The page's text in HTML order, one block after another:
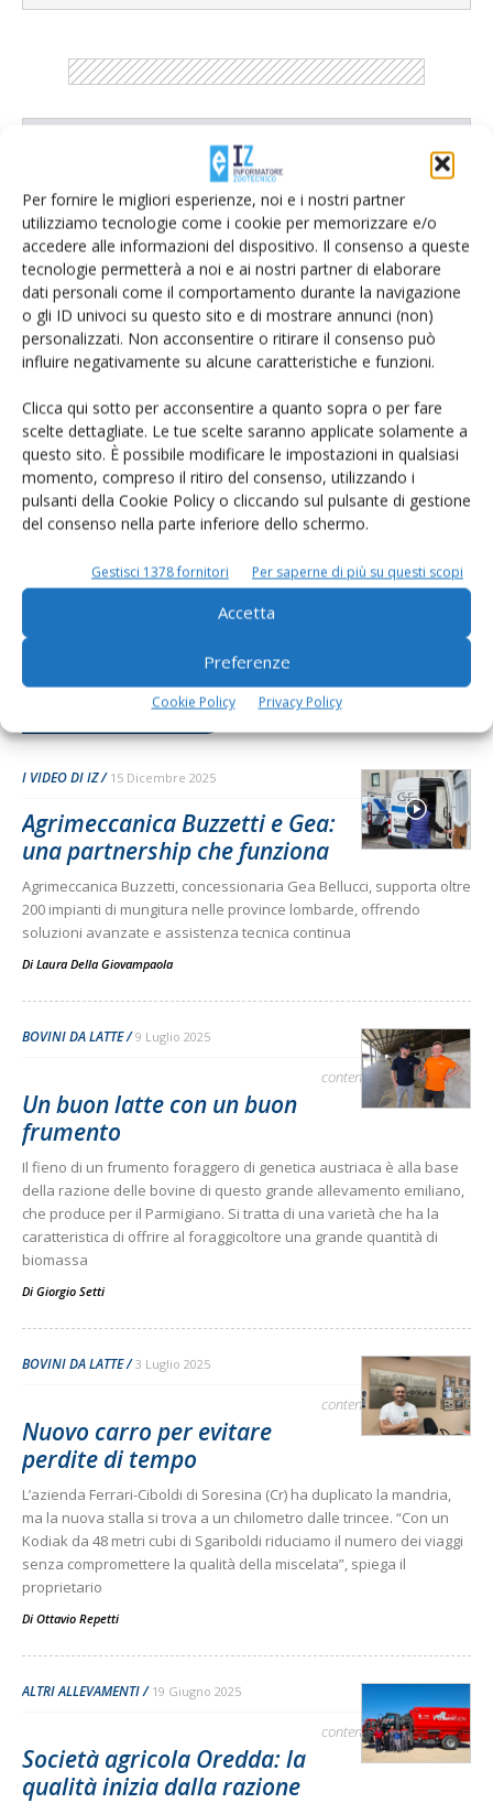
Per fornire le migliori esperienze, noi e i nostri partner
utilizziamo tecnologie come i cookie per memorizzare e/o
accedere alle informazioni del dispositivo. Il consenso a queste
tecnologie permetterà a noi e ai nostri partner di elaborare
dati personali come il comportamento durante la navigazione
o gli ID univoci su questo sito e di mostrare annunci (non)
personalizzati. Non acconsentire o ritirare il consenso può
influire negativamente su alcune caratteristiche e funzioni.
Clicca qui sotto per acconsentire a quanto sopra o per fare
scelte dettagliate. Le tue scelte saranno applicate solamente a
questo sito. È possibile modificare le impostazioni in qualsiasi
momento, compreso il ritiro del consenso, utilizzando i
pulsanti della Cookie Policy o cliccando sul pulsante di gestione
del consenso nella parte inferiore dello schermo.
Gestisci 1378 fornitori Per saperne di più su questi scopi
Accetta
Preferenze
Cookie Policy Privacy Policy
Catalogo Aziende e Prodotti
Un modo semplice per cercare un'azienda o un
prodotto!
Cerca adesso
I consigli di Terra e Vita agli agricoltori
Cerca adesso
Dalla stessa categoria
I VIDEO DI IZ 15 Dicembre 2025
Agrimeccanica Buzzetti e Gea:
una partnership che funziona
Agrimeccanica Buzzetti, concessionaria Gea Bellucci, supporta oltre
200 impianti di mungitura nelle province lombarde, offrendo
soluzioni avanzate e assistenza tecnica continua
Di Laura Della Giovampaola
BOVINI DA LATTE 9 Luglio 2025
contenuto sponsorizzato
Un buon latte con un buon
frumento
Il fieno di un frumento foraggero di genetica austriaca è alla base
della razione delle bovine di questo grande allevamento emiliano,
che produce per il Parmigiano. Si tratta di una varietà che ha la
caratteristica di offrire al foraggicoltore una grande quantità di
biomassa
Di Giorgio Setti
BOVINI DA LATTE 3 Luglio 2025
contenuto sponsorizzato
Nuovo carro per evitare
perdite di tempo
L’azienda Ferrari-Ciboldi di Soresina (Cr) ha duplicato la mandria,
ma la nuova stalla si trova a un chilometro dalle trincee. “Con un
Kodiak da 48 metri cubi di Sgariboldi riduciamo il numero dei viaggi
senza compromettere la qualità della miscelata”, spiega il
proprietario
Di Ottavio Repetti
ALTRI ALLEVAMENTI 19 Giugno 2025
contenuto sponsorizzato
Società agricola Oredda: la
qualità inizia dalla razione